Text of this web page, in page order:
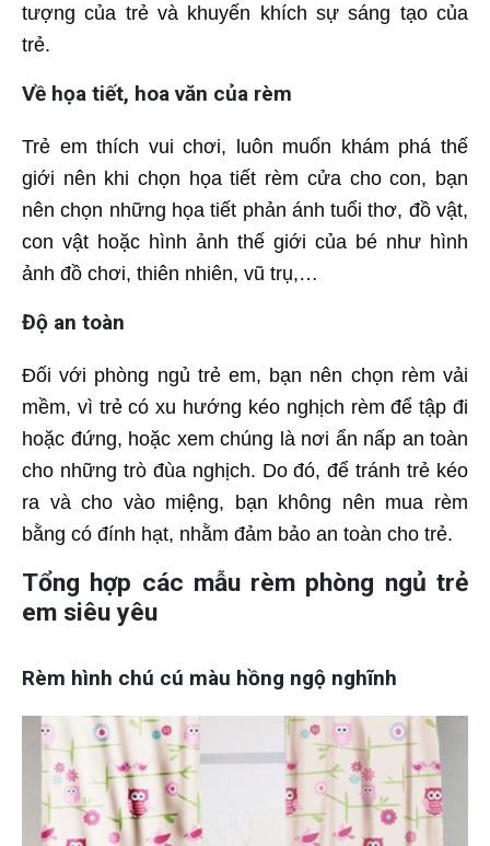
tượng của trẻ và khuyến khích sự sáng tạo của
trẻ.
Về họa tiết, hoa văn của rèm
Trẻ em thích vui chơi, luôn muốn khám phá thế
giới nên khi chọn họa tiết rèm cửa cho con, bạn
nên chọn những họa tiết phản ánh tuổi thơ, đồ vật,
con vật hoặc hình ảnh thế giới của bé như hình
ảnh đồ chơi, thiên nhiên, vũ trụ,…
Độ an toàn
Đối với phòng ngủ trẻ em, bạn nên chọn rèm vải
mềm, vì trẻ có xu hướng kéo nghịch rèm để tập đi
hoặc đứng, hoặc xem chúng là nơi ẩn nấp an toàn
cho những trò đùa nghịch. Do đó, để tránh trẻ kéo
ra và cho vào miệng, bạn không nên mua rèm
bằng có đính hạt, nhằm đảm bảo an toàn cho trẻ.
Tổng hợp các mẫu rèm phòng ngủ trẻ
em siêu yêu
Rèm hình chú cú màu hồng ngộ nghĩnh